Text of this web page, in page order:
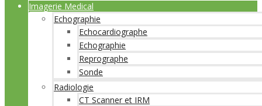
Imagerie Medical
Echographie
Echocardiographe
Echographie
Reprographe
Sonde
Radiologie
CT Scanner et IRM